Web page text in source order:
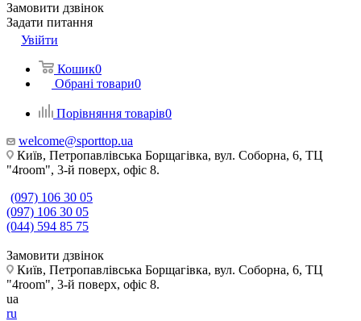
Замовити дзвінок
Задати питання
Увійти
Кошик0
Обрані товари0
Порівняння товарів0
welcome@sporttop.ua
Київ, Петропавлівська Борщагівка, вул. Соборна, 6, ТЦ
"4room", 3-й поверх, офіс 8.
(097) 106 30 05
(097) 106 30 05
(044) 594 85 75
Замовити дзвінок
Київ, Петропавлівська Борщагівка, вул. Соборна, 6, ТЦ
"4room", 3-й поверх, офіс 8.
ua
ru